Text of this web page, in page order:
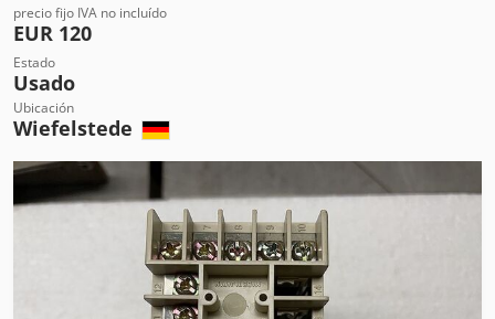
precio fijo IVA no incluído
EUR 120
Estado
Usado
Ubicación
Wiefelstede